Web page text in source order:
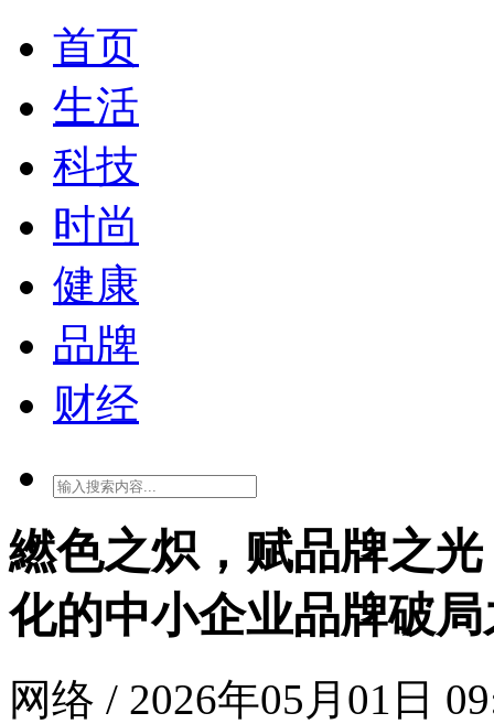
首页
生活
科技
时尚
健康
品牌
财经
繎色之炽，赋品牌之
化的中小企业品牌破
网络 / 2026年05月01日